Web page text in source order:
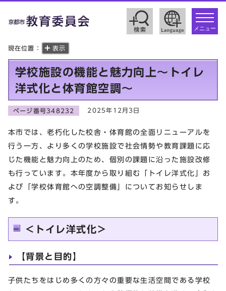
toggle
メニュー
現在位置： 表示
学校施設の機能と魅力向上～トイレ
洋式化と体育館空調～
ページ番号348232 2025年12月3日
本市では、老朽化した校舎・体育館の全面リニューアルを
行う一方、より多くの学校施設で社会情勢や教育課題に応
じた機能と魅力向上のため、個別の課題に沿った施設改修
も行っています。本年度から取り組む「トイレ洋式化」お
よび「学校体育館への空調整備」についてお知らせしま
す。
＜トイレ洋式化＞
【背景と目的】
子供たちをはじめ多くの方々の重要な生活空間である学校